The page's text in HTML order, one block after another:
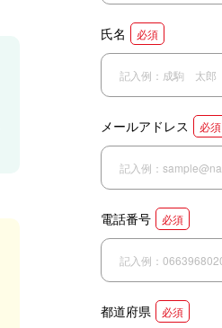
氏名 必須
メールアドレス 必須
電話番号 必須
都道府県 必須